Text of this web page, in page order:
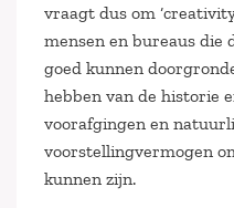
vraagt dus om
mensen en bureaus die
goed kunnen
hebben van de historie
voorafgingen en
voorstellingvermogen
kunnen zijn.